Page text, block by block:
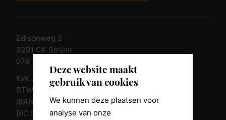
Deze website maakt
gebruik van cookies
We kunnen deze plaatsen voor
analyse van onze
Edisonweg 2
3291 CK Strijen
078 - 674 84 85
KvK 23011135
BTW nr. NL 805098938.B.01
IBAN NL10 RABO 0361 8039 58
BIC RABONL2U